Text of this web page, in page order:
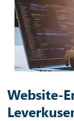
Website-